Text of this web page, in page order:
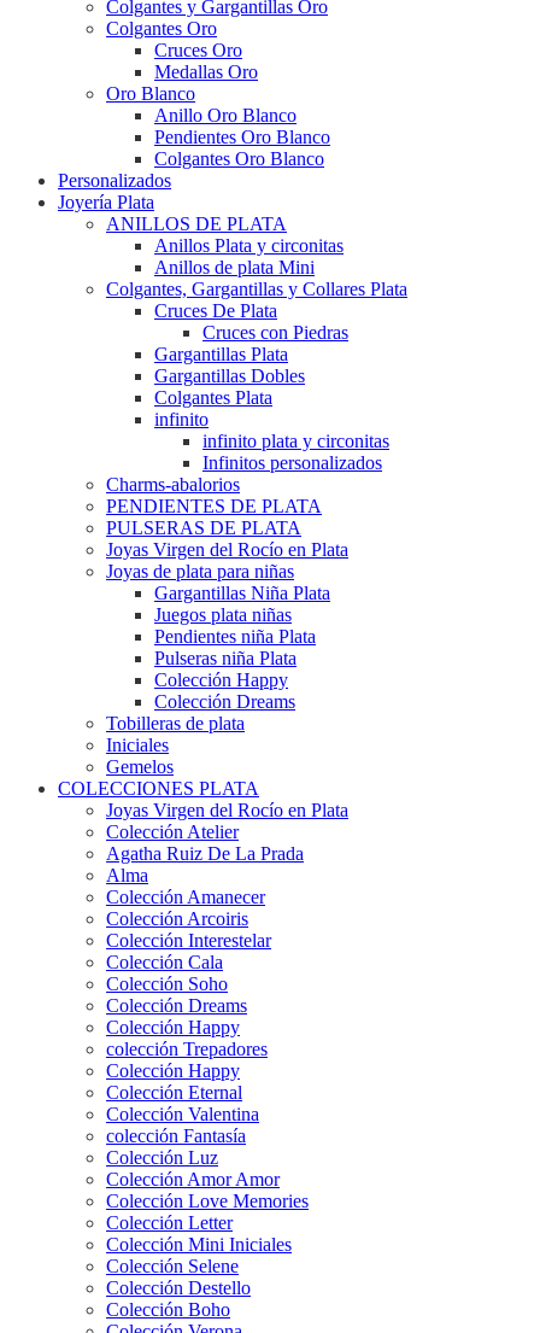
Colgantes y Gargantillas Oro
Colgantes Oro
Cruces Oro
Medallas Oro
Oro Blanco
Anillo Oro Blanco
Pendientes Oro Blanco
Colgantes Oro Blanco
Personalizados
Joyería Plata
ANILLOS DE PLATA
Anillos Plata y circonitas
Anillos de plata Mini
Colgantes, Gargantillas y Collares Plata
Cruces De Plata
Cruces con Piedras
Gargantillas Plata
Gargantillas Dobles
Colgantes Plata
infinito
infinito plata y circonitas
Infinitos personalizados
Charms-abalorios
PENDIENTES DE PLATA
PULSERAS DE PLATA
Joyas Virgen del Rocío en Plata
Joyas de plata para niñas
Gargantillas Niña Plata
Juegos plata niñas
Pendientes niña Plata
Pulseras niña Plata
Colección Happy
Colección Dreams
Tobilleras de plata
Iniciales
Gemelos
COLECCIONES PLATA
Joyas Virgen del Rocío en Plata
Colección Atelier
Agatha Ruiz De La Prada
Alma
Colección Amanecer
Colección Arcoiris
Colección Interestelar
Colección Cala
Colección Soho
Colección Dreams
Colección Happy
colección Trepadores
Colección Happy
Colección Eternal
Colección Valentina
colección Fantasía
Colección Luz
Colección Amor Amor
Colección Love Memories
Colección Letter
Colección Mini Iniciales
Colección Selene
Colección Destello
Colección Boho